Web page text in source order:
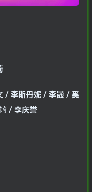
李斯丹妮 / 李晟 / 奚
/ 李庆誉